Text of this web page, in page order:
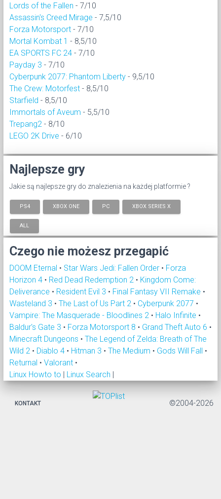
Lords of the Fallen - 7/10
Assassin's Creed Mirage - 7,5/10
Forza Motorsport - 7/10
Mortal Kombat 1 - 8,5/10
EA SPORTS FC 24 - 7/10
Payday 3 - 7/10
Cyberpunk 2077: Phantom Liberty - 9,5/10
The Crew: Motorfest - 8,5/10
Starfield - 8,5/10
Immortals of Aveum - 5,5/10
Trepang2 - 8/10
LEGO 2K Drive - 6/10
Najlepsze gry
Jakie są najlepsze gry do znalezienia na każdej platformie ?
PS4 XBOX ONE PC XBOX SERIES X
ALL
Czego nie możesz przegapić
DOOM Eternal • Star Wars Jedi: Fallen Order • Forza
Horizon 4 • Red Dead Redemption 2 • Kingdom Come:
Deliverance • Resident Evil 3 • Final Fantasy VII Remake •
Wasteland 3 • The Last of Us Part 2 • Cyberpunk 2077 •
Vampire: The Masquerade - Bloodlines 2 • Halo Infinite •
Baldur's Gate 3 • Forza Motorsport 8 • Grand Theft Auto 6 •
Minecraft Dungeons • The Legend of Zelda: Breath of The
Wild 2 • Diablo 4 • Hitman 3 • The Medium • Gods Will Fall •
Returnal • Valorant •
Linux Howto to | Linux Search |
KONTAKT ©2004-2026